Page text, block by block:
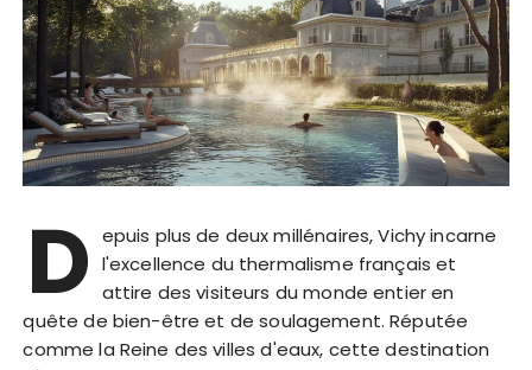
D epuis plus de deux millénaires, Vichy incarne
l'excellence du thermalisme français et
attire des visiteurs du monde entier en
quête de bien-être et de soulagement. Réputée
comme la Reine des villes d'eaux, cette destination